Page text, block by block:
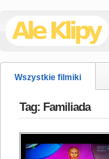
Wszystkie filmiki
Tag: Familiada